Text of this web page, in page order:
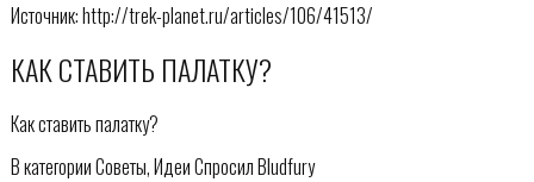
Источник: http://trek-planet.ru/articles/106/41513/
КАК СТАВИТЬ ПАЛАТКУ?
Как ставить палатку?
В категории Советы, Идеи Спросил Bludfury